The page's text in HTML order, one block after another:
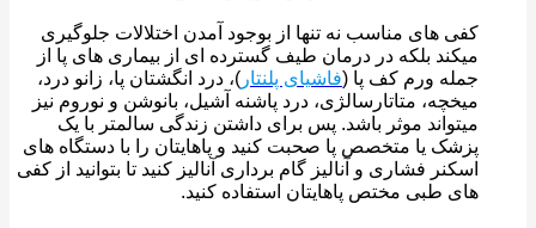
کفی های مناسب نه تنها از بوجود آمدن اختلالات جلوگیری
میکند بلکه در درمان طیف گسترده ای از بیماری های پا از
جمله ورم کف پا ( فاشیای پلنتار )، درد انگشتان پا، زانو درد،
میخچه، متاتارسالژی، درد پاشنه آشیل، بانوشن و نوروم نیز
میتواند موثر باشد. پس برای داشتن زندگی سالمتر با یک
پزشک یا متخصص پا صحبت کنید و پاهایتان را با دستگاه های
اسکنر فشاری و آنالیز گام برداری آنالیز کنید تا بتوانید از کفی
های طبی مختص پاهایتان استفاده کنید.